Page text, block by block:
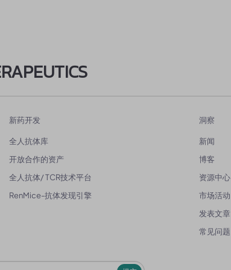
新药开发
全人抗体库
开放合作的资产
全人抗体/ TCR技术平台
RenMice-抗体发现引擎
洞察
新闻
博客
资源中心
市场活动
发表文章
常见问题